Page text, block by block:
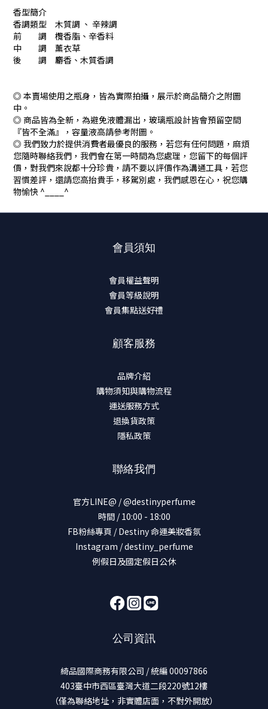
香型簡介
香調類型 木質調 、 辛辣調
前 調 欖香脂、辛香料
中 調 薰衣草
後 調 麝香、木質香調
◎ 本賣場使用之瓶身，皆為實際拍攝，展示於商品簡介之附圖
中。
◎ 商品皆為全新，為避免液體漏出，玻璃瓶設計皆會預留空間
『皆不全滿』，容量液高請參考附圖。
◎ 我們致力於提供消費者最優良的服務，若您有任何問題，麻煩
您隨時聯絡我們，我們會在第一時間為您處理，您留下的每個評
價，對我們來說都十分珍貴，請不要以評價作為溝通工具，若您
習慣差評，還請您高抬貴手，移駕別處，我們感恩在心，祝您購
物愉快 ^____^
會員須知
會員權益聲明
會員等級說明
會員集點送好禮
顧客服務
品牌介紹
購物須知與購物流程
運送服務方式
退換貨政策
隱私政策
聯絡我們
官方LINE@ / @destinyperfume
時間 / 10:00 - 18:00
FB粉絲專頁 / Destiny 命運美妝香氛
Instagram / destiny_perfume
例假日及國定假日公休
公司資訊
綺品國際商務有限公司 / 統編 00097866
403臺中市西區臺灣大道二段220號12樓
（僅為聯絡地址，非實體店面，不對外開放）